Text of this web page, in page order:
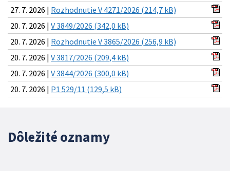
27. 7. 2026 | Rozhodnutie V 4271/2026 (214,7 kB)
20. 7. 2026 | V 3849/2026 (342,0 kB)
20. 7. 2026 | Rozhodnutie V 3865/2026 (256,9 kB)
20. 7. 2026 | V 3817/2026 (209,4 kB)
20. 7. 2026 | V 3844/2026 (300,0 kB)
20. 7. 2026 | P1 529/11 (129,5 kB)
Dôležité oznamy